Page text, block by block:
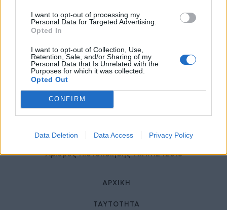
I want to opt-out of processing my
Personal Data for Targeted Advertising.
Opted In
I want to opt-out of Collection, Use,
Retention, Sale, and/or Sharing of my
Personal Data that Is Unrelated with the
Purposes for which it was collected.
Opted Out
CONFIRM
Data Deletion Data Access Privacy Policy
© HealthStories - All rights reserved.
Αριθμός Πιστοποίησης Μ.Η.Τ.242013
ΑΡΧΙΚΉ
ΤΑΥΤΌΤΗΤΑ